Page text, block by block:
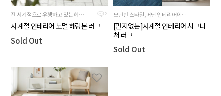
2
전 세계적으로 유행하고 있는 헤링본 디자인 사용
사계절 인테리어 노멀 헤링본 러그
Sold Out
모던한 스타일,어떤 인테리어에도 잘어울리는 러그
[먼지없는]사계절 인테리어 시그니
처 러그
Sold Out